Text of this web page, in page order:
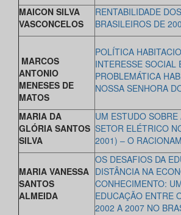
MAICON SILVA
VASCONCELOS
RENTABILIDADE
BRASILEIROS DE
MARCOS
ANTONIO
MENESES DE
MATOS
POLÍTICA
INTERESSE SOCIAL
PROBLEMÁTICA
NOSSA SENHORA
MARIA DA
GLÓRIA SANTOS
SILVA
UM ESTUDO
SETOR ELÉTRICO
2001) – O
MARIA VANESSA
SANTOS
ALMEIDA
OS DESAFIOS DA
DISTÂNCIA NA
CONHECIMENTO:
EDUCAÇÃO ENTRE
2002 A 2007 NO